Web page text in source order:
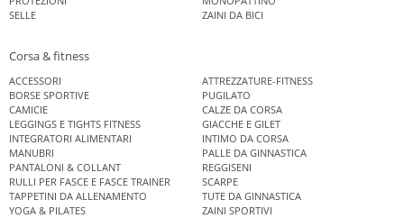
SELLE
ZAINI DA BICI
Corsa & fitness
ACCESSORI
ATTREZZATURE-FITNESS
BORSE SPORTIVE
PUGILATO
CAMICIE
CALZE DA CORSA
LEGGINGS E TIGHTS FITNESS
GIACCHE E GILET
INTEGRATORI ALIMENTARI
INTIMO DA CORSA
MANUBRI
PALLE DA GINNASTICA
PANTALONI & COLLANT
REGGISENI
RULLI PER FASCE E FASCE TRAINER
SCARPE
TAPPETINI DA ALLENAMENTO
TUTE DA GINNASTICA
YOGA & PILATES
ZAINI SPORTIVI